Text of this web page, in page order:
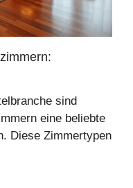
sind
eine beliebte
Diese Zimmertypen